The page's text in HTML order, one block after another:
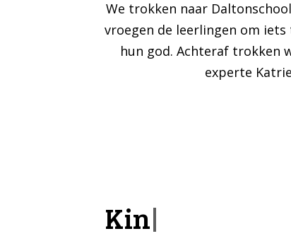
We trokken naar
vroegen de leerlingen om
hun god. Achteraf trokken
experte
Kinderhand